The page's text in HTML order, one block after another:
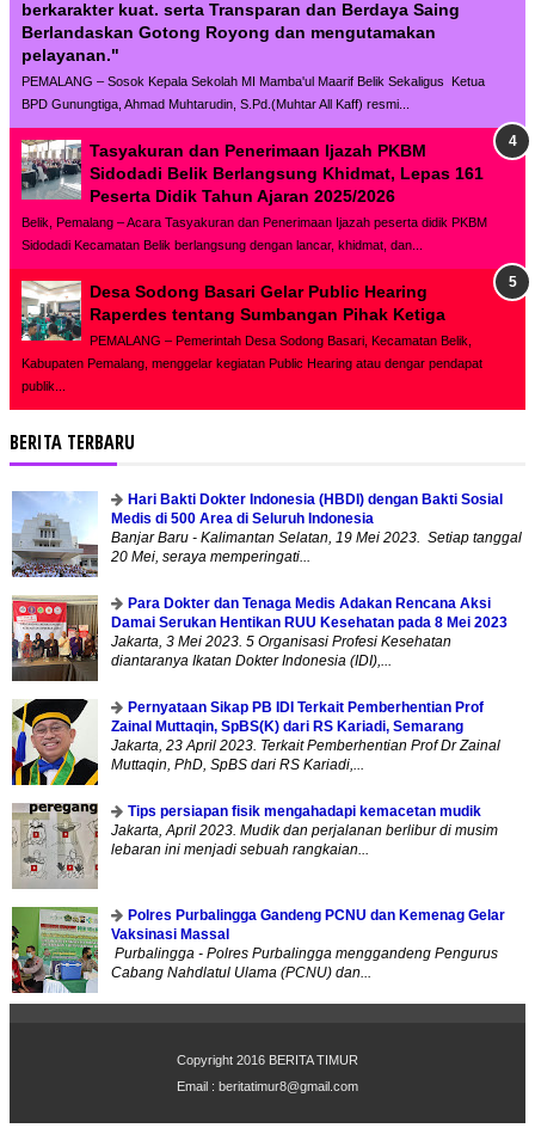
berkarakter kuat. serta Transparan dan Berdaya Saing
Berlandaskan Gotong Royong dan mengutamakan
pelayanan."
PEMALANG – Sosok Kepala Sekolah MI Mamba'ul Maarif Belik Sekaligus Ketua
BPD Gunungtiga, Ahmad Muhtarudin, S.Pd.(Muhtar All Kaff) resmi...
Tasyakuran dan Penerimaan Ijazah PKBM
Sidodadi Belik Berlangsung Khidmat, Lepas 161
Peserta Didik Tahun Ajaran 2025/2026
Belik, Pemalang – Acara Tasyakuran dan Penerimaan Ijazah peserta didik PKBM
Sidodadi Kecamatan Belik berlangsung dengan lancar, khidmat, dan...
Desa Sodong Basari Gelar Public Hearing
Raperdes tentang Sumbangan Pihak Ketiga
PEMALANG – Pemerintah Desa Sodong Basari, Kecamatan Belik,
Kabupaten Pemalang, menggelar kegiatan Public Hearing atau dengar pendapat
publik...
BERITA TERBARU
Hari Bakti Dokter Indonesia (HBDI) dengan Bakti Sosial
Medis di 500 Area di Seluruh Indonesia
Banjar Baru - Kalimantan Selatan, 19 Mei 2023. Setiap tanggal
20 Mei, seraya memperingati...
Para Dokter dan Tenaga Medis Adakan Rencana Aksi
Damai Serukan Hentikan RUU Kesehatan pada 8 Mei 2023
Jakarta, 3 Mei 2023. 5 Organisasi Profesi Kesehatan
diantaranya Ikatan Dokter Indonesia (IDI),...
Pernyataan Sikap PB IDI Terkait Pemberhentian Prof
Zainal Muttaqin, SpBS(K) dari RS Kariadi, Semarang
Jakarta, 23 April 2023. Terkait Pemberhentian Prof Dr Zainal
Muttaqin, PhD, SpBS dari RS Kariadi,...
Tips persiapan fisik mengahadapi kemacetan mudik
Jakarta, April 2023. Mudik dan perjalanan berlibur di musim
lebaran ini menjadi sebuah rangkaian...
Polres Purbalingga Gandeng PCNU dan Kemenag Gelar
Vaksinasi Massal
Purbalingga - Polres Purbalingga menggandeng Pengurus
Cabang Nahdlatul Ulama (PCNU) dan...
Copyright 2016 BERITA TIMUR
Email : beritatimur8@gmail.com